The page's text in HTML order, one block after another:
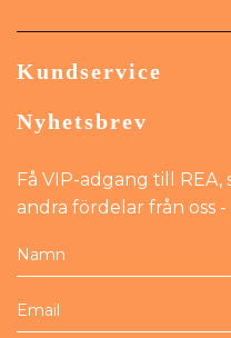
Kundservice
Nyhetsbrev
Få VIP-adgang till
andra fördelar från oss